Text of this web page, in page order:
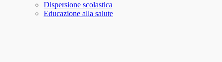
Dispersione scolastica
Educazione alla salute